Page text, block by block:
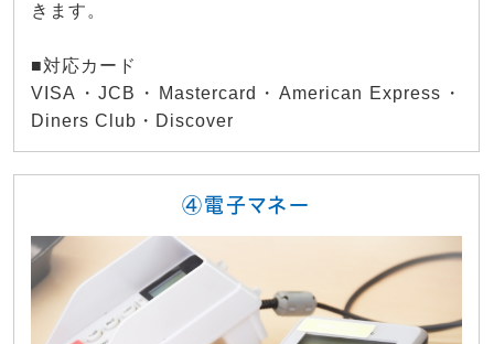
きます。
■対応カード
VISA・JCB・Mastercard・American Express・
Diners Club・Discover
④電子マネー